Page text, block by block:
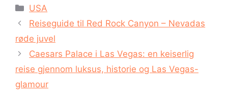
Kategorier
USA
Reiseguide til Red Rock Canyon – Nevadas
røde juvel
Caesars Palace i Las Vegas: en keiserlig
reise gjennom luksus, historie og Las Vegas-
glamour